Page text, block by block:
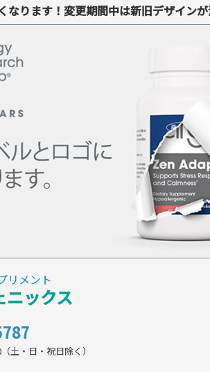
なります！変更期間中は新旧デザイン
リメント
ニックス
土・日・祝日除く）